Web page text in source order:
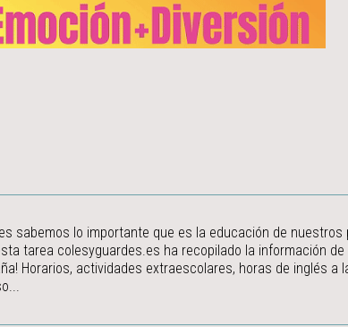
sabemos lo importante que es la educación de
tarea colesyguardes.es ha recopilado la información
Horarios, actividades extraescolares, horas de inglés